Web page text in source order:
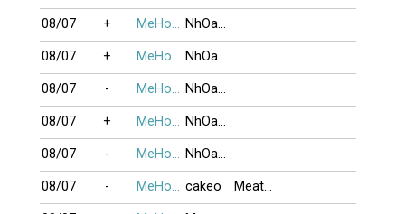
08/07 + MeHonTran NhOaNhDoAnH
08/07 + MeHonTran NhOaNhDoAnH
08/07 - MeHonTran NhOaNhDoAnH
08/07 + MeHonTran NhOaNhDoAnH
08/07 - MeHonTran NhOaNhDoAnH
08/07 - MeHonTran cakeo MeatBalls